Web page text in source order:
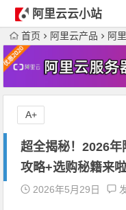
阿里云云小站
首页 阿里云产品 阿
超全揭秘！2026
攻略+选购秘籍来啦
2026年5月29日
A+